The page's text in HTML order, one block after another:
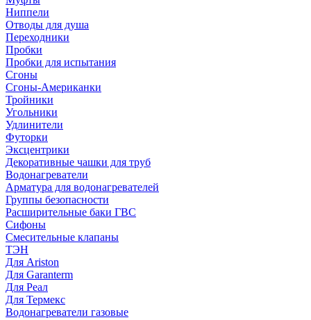
Ниппели
Отводы для душа
Переходники
Пробки
Пробки для испытания
Сгоны
Сгоны-Американки
Тройники
Угольники
Удлинители
Футорки
Эксцентрики
Декоративные чашки для труб
Водонагреватели
Арматура для водонагревателей
Группы безопасности
Расширительные баки ГВС
Сифоны
Смесительные клапаны
ТЭН
Для Ariston
Для Garanterm
Для Реал
Для Термекс
Водонагреватели газовые